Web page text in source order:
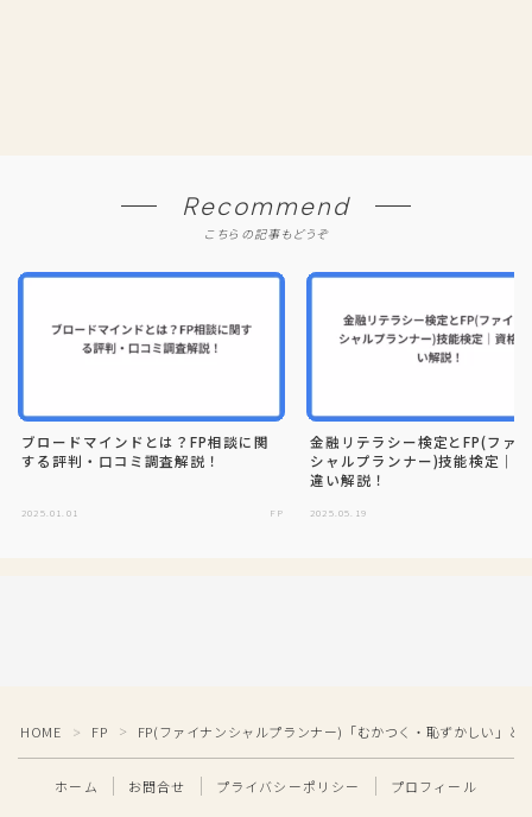
Recommend
こちらの記事もどうぞ
ブロードマインドとは？FP相談に関
する評判・口コミ調査解説！
2025.01.01 FP
金融リテラシー検定とFP(ファ
シャルプランナー)技能検定｜
違い解説！
2025.05.19
HOME ＞ FP ＞ FP(ファイナンシャルプランナー)「むかつく・恥ずかしい」と
ホーム お問合せ プライバシーポリシー プロフィール